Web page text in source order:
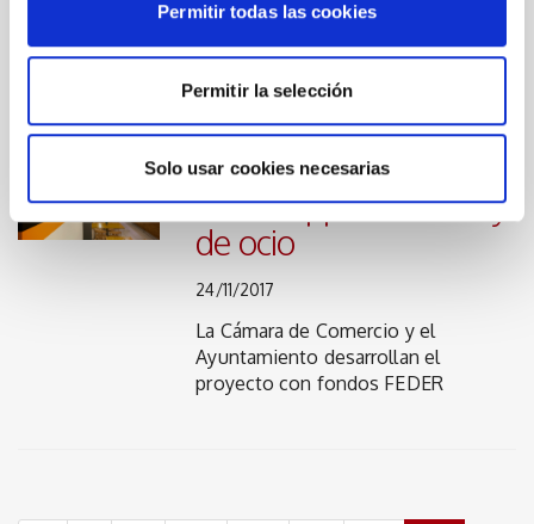
Permitir todas las cookies
Permitir la selección
Solo usar cookies necesarias
necesidades de empresas,
autónomos y profesionales
Vive Nules con su
nueva app comercial y
de ocio
24/11/2017
La Cámara de Comercio y el
Ayuntamiento desarrollan el
proyecto con fondos FEDER